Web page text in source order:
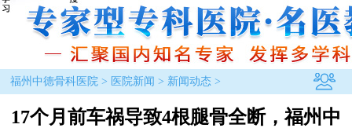
福州中德骨科医院> 医院新闻 > 新闻动态>
17个月前车祸导致4根腿骨全断，福州中